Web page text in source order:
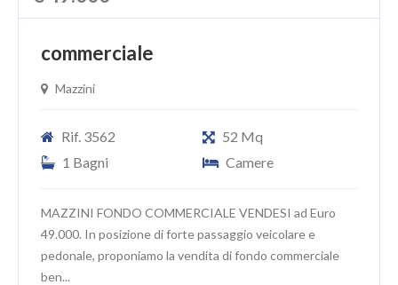
commerciale
Mazzini
Rif. 3562
52 Mq
1 Bagni
Camere
MAZZINI FONDO COMMERCIALE VENDESI ad Euro
49.000. In posizione di forte passaggio veicolare e
pedonale, proponiamo la vendita di fondo commerciale
ben...